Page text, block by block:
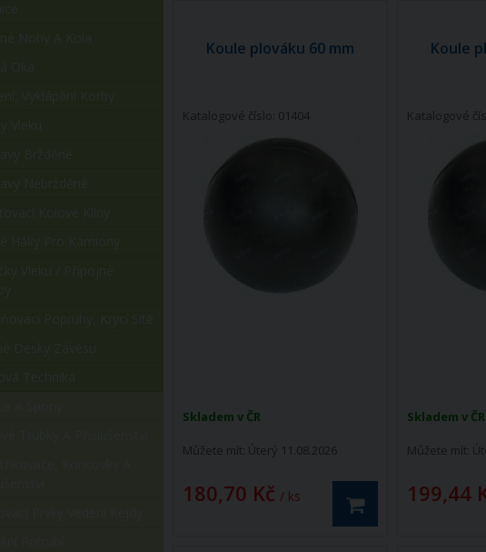
Koule plováku 60 mm
Katalogové číslo: 01404
Skladem v ČR
Můžete mít: Úterý 11.08.2026
180,70 Kč / ks
Koule
Katalogové
Skladem v ČR
Můžete mít:
199,44